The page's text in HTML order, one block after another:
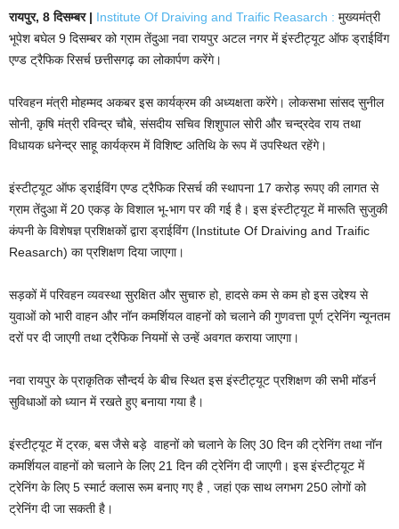
रायपुर, 8 दिसम्बर | Institute Of Draiving and Traific Reasarch : मुख्यमंत्री
भूपेश बघेल 9 दिसम्बर को ग्राम तेंदुआ नवा रायपुर अटल नगर में इंस्टीट्यूट ऑफ ड्राईविंग
एण्ड ट्रैफिक रिसर्च छत्तीसगढ़ का लोकार्पण करेंगे।
परिवहन मंत्री मोहम्मद अकबर इस कार्यक्रम की अध्यक्षता करेंगे। लोकसभा सांसद सुनील
सोनी, कृषि मंत्री रविन्द्र चौबे, संसदीय सचिव शिशुपाल सोरी और चन्द्रदेव राय तथा
विधायक धनेन्द्र साहू कार्यक्रम में विशिष्ट अतिथि के रूप में उपस्थित रहेंगे।
इंस्टीट्यूट ऑफ ड्राईविंग एण्ड ट्रैफिक रिसर्च की स्थापना 17 करोड़ रूपए की लागत से
ग्राम तेंदुआ में 20 एकड़ के विशाल भू-भाग पर की गई है। इस इंस्टीट्यूट में मारूति सुजुकी
कंपनी के विशेषज्ञ प्रशिक्षकों द्वारा ड्राईविंग (Institute Of Draiving and Traific
Reasarch) का प्रशिक्षण दिया जाएगा।
सड़कों में परिवहन व्यवस्था सुरक्षित और सुचारु हो, हादसे कम से कम हो इस उद्देश्य से
युवाओं को भारी वाहन और नॉन कमर्शियल वाहनों को चलाने की गुणवत्ता पूर्ण ट्रेनिंग न्यूनतम
दरों पर दी जाएगी तथा ट्रैफिक नियमों से उन्हें अवगत कराया जाएगा।
नवा रायपुर के प्राकृतिक सौन्दर्य के बीच स्थित इस इंस्टीट्यूट प्रशिक्षण की सभी मॉडर्न
सुविधाओं को ध्यान में रखते हुए बनाया गया है।
इंस्टीट्यूट में ट्रक, बस जैसे बड़े वाहनों को चलाने के लिए 30 दिन की ट्रेनिंग तथा नॉन
कमर्शियल वाहनों को चलाने के लिए 21 दिन की ट्रेनिंग दी जाएगी। इस इंस्टीट्यूट में
ट्रेनिंग के लिए 5 स्मार्ट क्लास रूम बनाए गए है , जहां एक साथ लगभग 250 लोगों को
ट्रेनिंग दी जा सकती है।